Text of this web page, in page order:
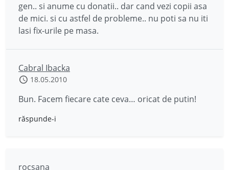
gen.. si anume cu donatii.. dar cand vezi copii asa
de mici. si cu astfel de probleme.. nu poti sa nu iti
lasi fix-urile pe masa.
Cabral Ibacka
18.05.2010
Bun. Facem fiecare cate ceva… oricat de putin!
răspunde-i
rocsana